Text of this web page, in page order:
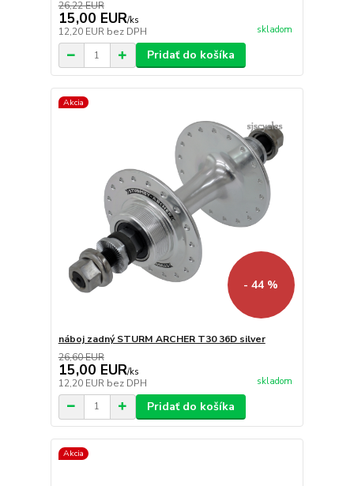
26,22 EUR
15,00 EUR/ks
12,20 EUR bez DPH skladom
Pridať do košíka
Akcia
- 44 %
náboj zadný STURM ARCHER T30 36D silver
26,60 EUR
15,00 EUR/ks
12,20 EUR bez DPH skladom
Pridať do košíka
Akcia